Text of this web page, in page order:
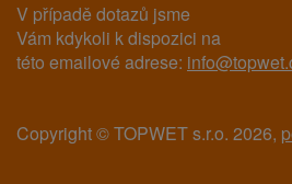
V případě dotazů jsme
Vám kdykoli k dispozici na
této emailové adrese:
Copyright © TOPWET s.r.o. 2026,